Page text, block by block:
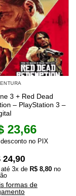
3 + Red Dead
– PlayStation 3 –
23,66
no PIX
24,90
3x de R$ 8,80 no
formas de